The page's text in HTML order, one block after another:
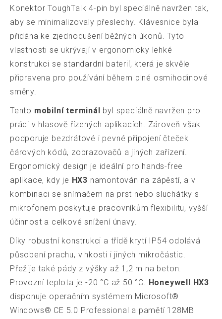
Konektor ToughTalk 4-pin byl speciálně navržen tak,
aby se minimalizovaly přeslechy. Klávesnice byla
přidána ke zjednodušení běžných úkonů. Tyto
vlastnosti se ukrývají v ergonomicky lehké
konstrukci se standardní baterií, která je skvěle
připravena pro používání během plné osmihodinové
směny.
Tento mobilní terminál byl speciálně navržen pro
práci v hlasově řízených aplikacích. Zároveň však
podporuje bezdrátové i pevné připojení čteček
čárových kódů, zobrazovačů a jiných zařízení.
Ergonomický design je ideální pro hands-free
aplikace, kdy je HX3 namontován na zápěstí, a v
kombinaci se snímačem na prst nebo sluchátky s
mikrofonem poskytuje pracovníkům flexibilitu, vyšší
účinnost a celkové snížení únavy.
Díky robustní konstrukci a třídě krytí IP54 odolává
působení prachu, vlhkosti i jiných mikročástic.
Přežije také pády z výšky až 1,2 m na beton.
Provozní teplota je -20 °C až 50 °C. Honeywell HX3
disponuje operačním systémem Microsoft®
Windows® CE 5.0 Professional a pamětí 128MB